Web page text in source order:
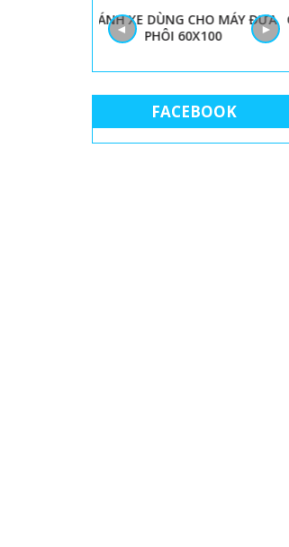
BÁNH XE DÙNG CHO MÁY ĐƯA
PHÔI 60X100
◄ ►
FACEBOOK